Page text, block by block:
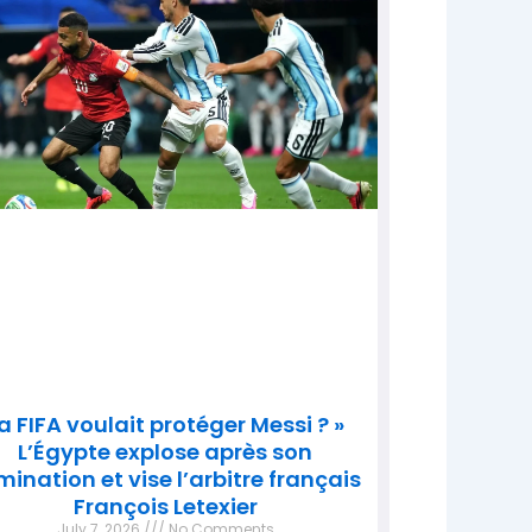
FIFA voulait protéger Messi ? »
L’Égypte explose après son
et vise l’arbitre français
François Letexier